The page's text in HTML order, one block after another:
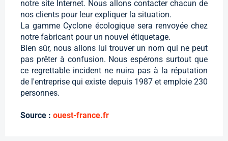
notre site Internet. Nous allons contacter chacun de
nos clients pour leur expliquer la situation.
La gamme Cyclone écologique sera renvoyée chez
notre fabricant pour un nouvel étiquetage.
Bien sûr, nous allons lui trouver un nom qui ne peut
pas prêter à confusion. Nous espérons surtout que
ce regrettable incident ne nuira pas à la réputation
de l'entreprise qui existe depuis 1987 et emploie 230
personnes.
Source : ouest-france.fr